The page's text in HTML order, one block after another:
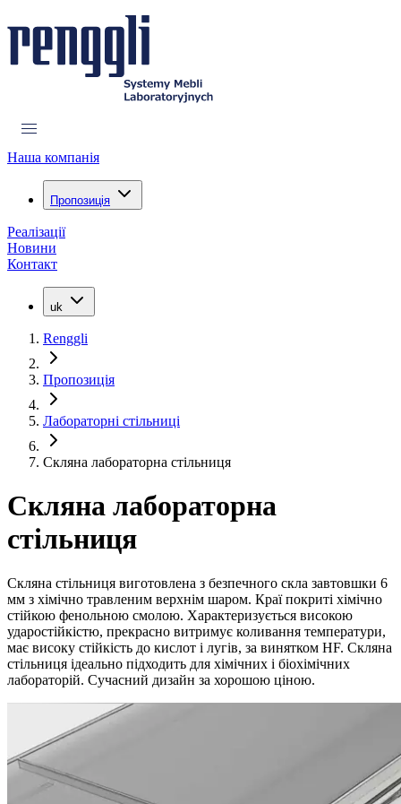
Наша компанія
Пропозиція
Реалізації
Новини
Контакт
uk
Renggli
Пропозиція
Лабораторні стільниці
Скляна лабораторна стільниця
Скляна лабораторна
стільниця
Скляна стільниця виготовлена з безпечного скла завтовшки 6
мм з хімічно травленим верхнім шаром. Краї покриті хімічно
стійкою фенольною смолою. Характеризується високою
ударостійкістю, прекрасно витримує коливання температури,
має високу стійкість до кислот і лугів, за винятком HF. Скляна
стільниця ідеально підходить для хімічних і біохімічних
лабораторій. Сучасний дизайн за хорошою ціною.